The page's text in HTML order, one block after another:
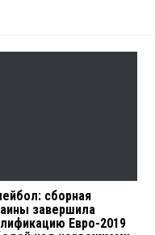
сборная
завершила
Евро-2019